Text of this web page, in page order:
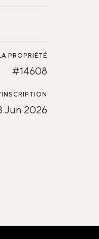
PROPRIÉTÉ
#14608
Jun 2026